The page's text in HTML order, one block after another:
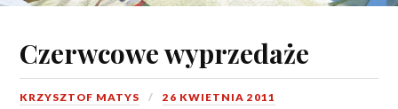
Czerwcowe wyprzedaże
KRZYSZTOF MATYS 26 KWIETNIA 2011